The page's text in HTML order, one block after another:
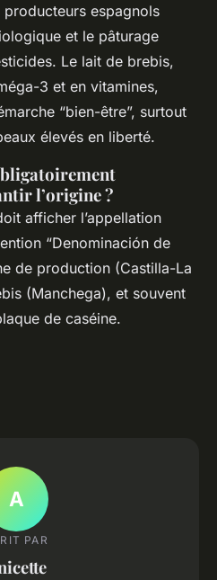
espagnols
et le pâturage
Le lait de brebis,
3 et en vitamines,
“bien-être”, surtout
élevés en liberté.
l’origine ?
afficher l’appellation
“Denominación de
de production (Castilla-La
(Manchega), et souvent
de caséine.
A
PAR